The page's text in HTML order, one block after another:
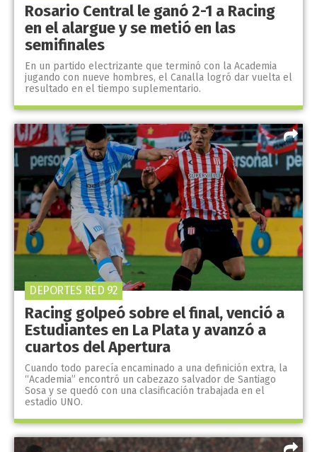
Rosario Central le ganó 2-1 a Racing
en el alargue y se metió en las
semifinales
En un partido electrizante que terminó con la Academia
jugando con nueve hombres, el Canalla logró dar vuelta el
resultado en el tiempo suplementario.
Racing golpeó sobre el final, venció a
Estudiantes en La Plata y avanzó a
cuartos del Apertura
Cuando todo parecía encaminado a una definición extra, la
“Academia” encontró un cabezazo salvador de Santiago
Sosa y se quedó con una clasificación trabajada en el
estadio UNO.
DEPORTES RED 92